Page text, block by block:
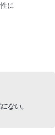
に
ない。